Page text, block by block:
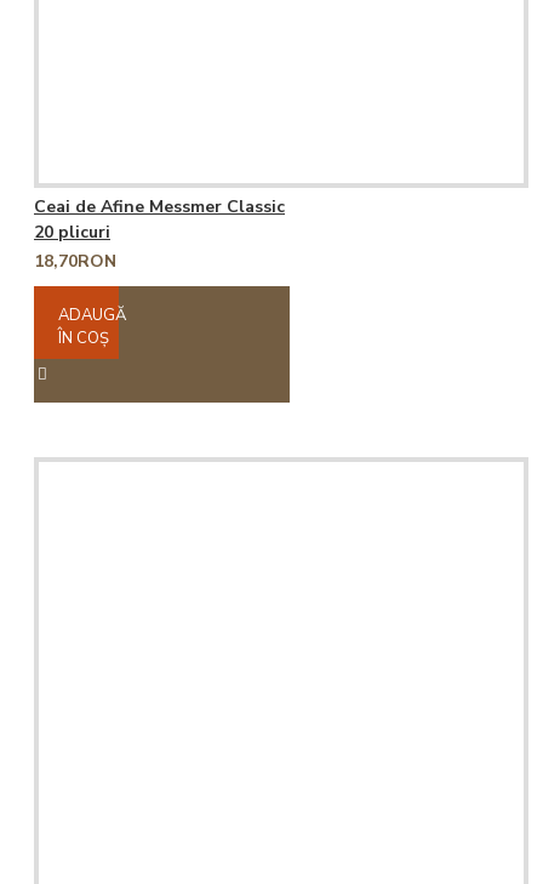
Ceai de Afine Messmer Classic
20 plicuri
18,70RON
ADAUGĂ
ÎN COŞ